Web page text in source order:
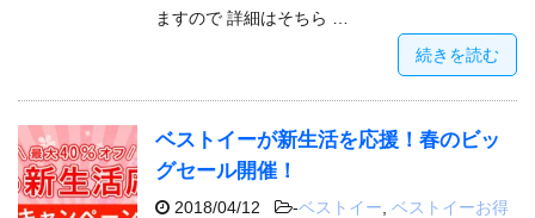
ますので 詳細はそちら …
続きを読む
ベストイーが新生活を応援！春のビッ
グセール開催！
2018/04/12 -ベストイー ベストイーお得